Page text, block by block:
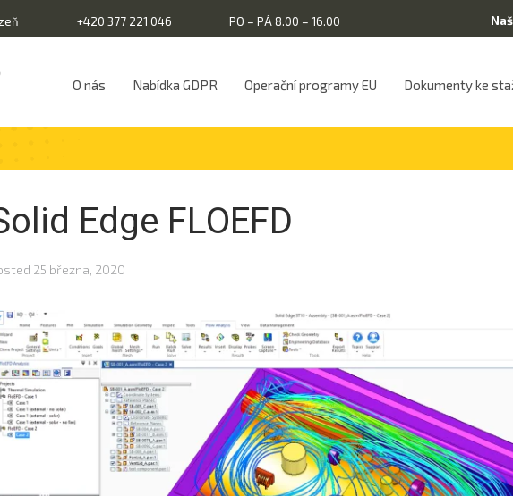
+420 377 221 046 PO – PÁ 8.00 – 16.00
O nás Nabídka GDPR Operační programy EU Dokumenty ke
Edge FLOEFD
25 března, 2020